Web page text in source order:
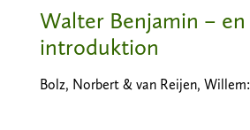
Walter Benjamin – en
introduktion
Bolz, Norbert & van Reijen, Willem: